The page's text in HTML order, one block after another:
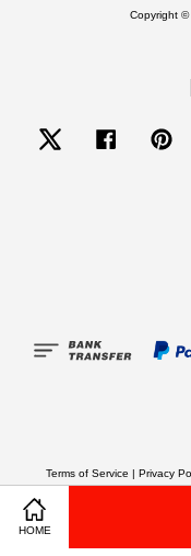
HOME
Copyright ©
Twitter Facebook
Terms of Service Privacy